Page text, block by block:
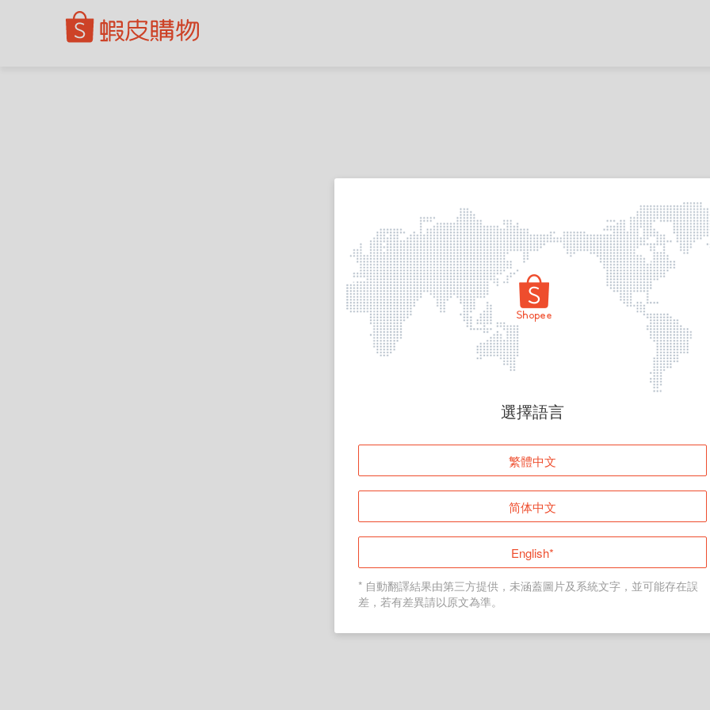
頁面無法顯示
登入
返回首頁
選擇語言
繁體中文
简体中文
English*
* 自動翻譯結果由第三方提供，未涵蓋圖片及系統文字，並可能存在誤
差，若有差異請以原文為準。